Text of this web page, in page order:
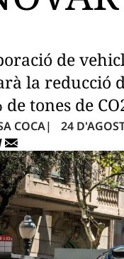
de
la reducció
tones de
COCA 24